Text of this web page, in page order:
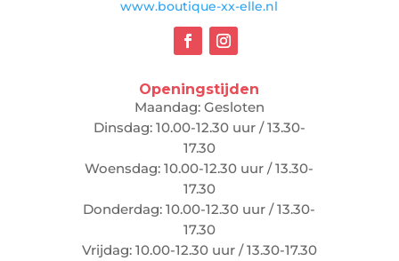
www.boutique-xx-elle.nl
Openingstijden
Maandag: Gesloten
Dinsdag: 10.00-12.30 uur / 13.30-
17.30
Woensdag: 10.00-12.30 uur / 13.30-
17.30
Donderdag: 10.00-12.30 uur / 13.30-
17.30
Vrijdag: 10.00-12.30 uur / 13.30-17.30